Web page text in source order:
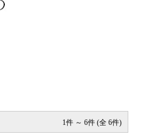
1件 ～ 6件 (全 6件)